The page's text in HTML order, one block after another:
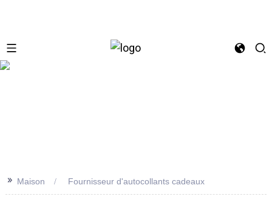
>> Maison Fournisseur d'autocollants cadeaux